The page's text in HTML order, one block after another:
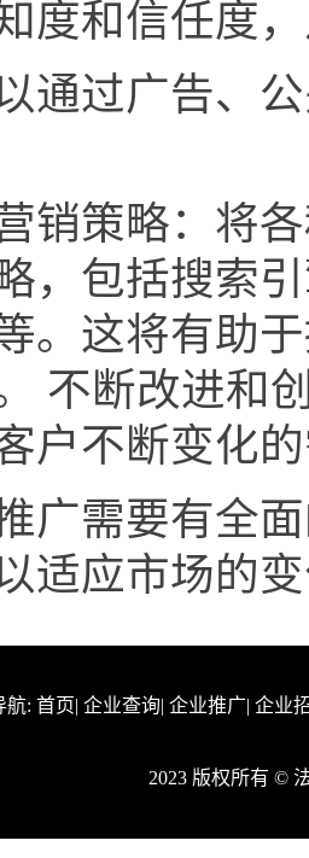
度和信任度
通过广告、
销策略：将
，包括搜索
。这将有助
不断改进和
户不断变化
广需要有全
适应市场的
航: 首页| 企业查询| 企业推广| 企业
2023 版权所有 ©